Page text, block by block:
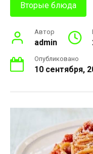
Вторые блюда
Автор
admin
Опубликовано
10 сентября,